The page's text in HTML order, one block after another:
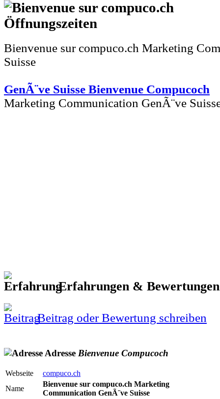
Bienvenue sur compuco.ch Marketing
Suisse
GenÃ¨ve Suisse Bienvenue Compucoch
Marketing Communication GenÃ¨ve
Erfahrungen &
Beitrag oder Bewertung schreiben
Adresse Bienvenue Compucoch
Webseite
compuco.ch
Name
Bienvenue sur compuco.ch Marketing
Communication GenÃ¨ve Suisse